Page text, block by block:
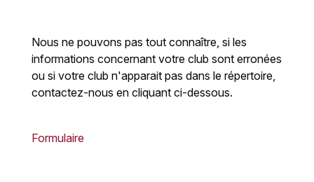
Nous ne pouvons pas tout connaître, si les
informations concernant votre club sont erronées
ou si votre club n'apparait pas dans le répertoire,
contactez-nous en cliquant ci-dessous.
Formulaire